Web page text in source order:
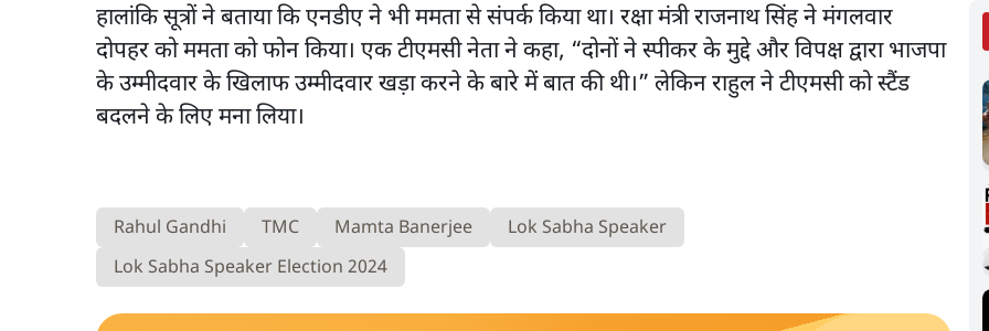
हालांकि सूत्रों ने बताया कि एनडीए ने भी ममता से संपर्क किया था। रक्षा मंत्री राजनाथ सिंह ने मंगलवार
दोपहर को ममता को फोन किया। एक टीएमसी नेता ने कहा, “दोनों ने स्पीकर के मुद्दे और विपक्ष द्वारा भाजपा
के उम्मीदवार के खिलाफ उम्मीदवार खड़ा करने के बारे में बात की थी।” लेकिन राहुल ने टीएमसी को स्टैंड
बदलने के लिए मना लिया।
Rahul Gandhi TMC Mamta Banerjee
Lok Sabha Speaker
Lok Sabha Speaker Election 2024